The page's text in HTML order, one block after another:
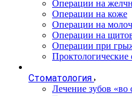
Операции на
Операции на коже
Операции на
Операции на
Операции при
Проктологические
Стоматология
Лечение зубов «во